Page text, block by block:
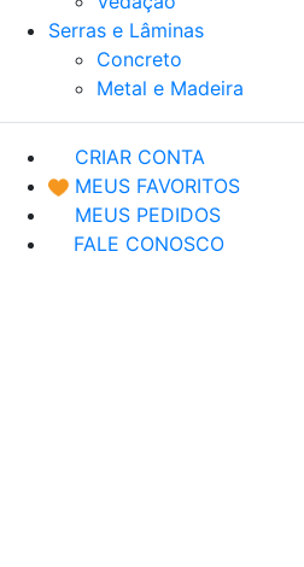
Serras e Lâminas
Concreto
Metal e Madeira
CRIAR CONTA
MEUS FAVORITOS
MEUS PEDIDOS
FALE CONOSCO